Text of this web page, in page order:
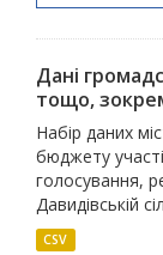
Дані
тощо,
Набір даних
бюджету
голосування,
Давидівській
CSV